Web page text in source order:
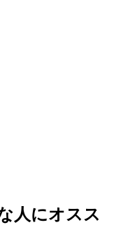
人にオスス